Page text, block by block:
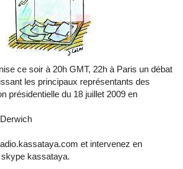
ce soir à 20h GMT, 22h à Paris un débat
les principaux représentants des
présidentielle du 18 juillet 2009 en
et intervenez en
kassataya.